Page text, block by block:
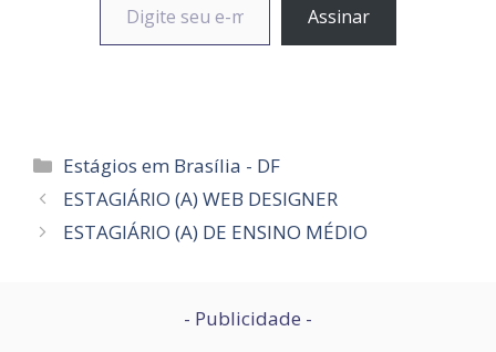
Assinar
Categorias
Estágios em Brasília - DF
ESTAGIÁRIO (A) WEB DESIGNER
ESTAGIÁRIO (A) DE ENSINO MÉDIO
- Publicidade -